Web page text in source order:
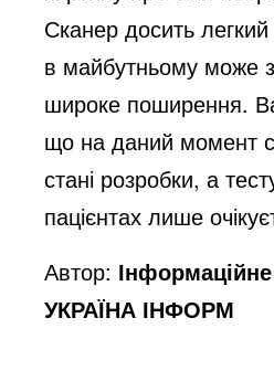
Сканер досить
в майбутньому може
широке поширення.
що на даний момент
стані розробки, а
пацієнтах лише
Автор:
УКРАЇНА ІНФОРМ